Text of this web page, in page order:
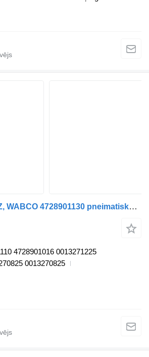
MERCEDES-BENZ, WABCO 4728901130 pneimatiskais vārsts paredzēts Mercedes-Benz Antos, Arocs, Actros MP4 (2012-) kravas automašīnas
4728901016 0013271225
0013270825